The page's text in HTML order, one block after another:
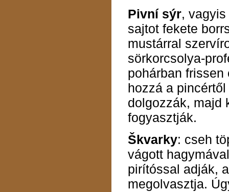
Pivní sýr, vagyis
sajtot fekete
mustárral
sörkorcsolya-
pohárban
hozzá a
dolgozzák, majd
fogyasztják.
Škvarky: cseh
vágott
pirítóssal adják,
megolvasztja.